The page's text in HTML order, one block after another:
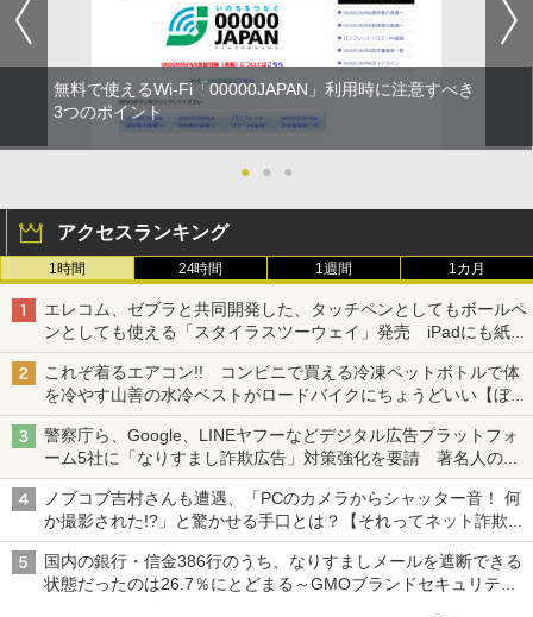
無料で使えるWi-Fi「00000JAPAN」利用時に注意すべき
3つのポイント
● ● ●
アクセスランキング
1時間 24時間 1週間 1カ月
エレコム、ゼブラと共同開発した、タッチペンとしてもボールペ
ンとしても使える「スタイラスツーウェイ」発売 iPadにも紙に
も、持ち替えずに書き込める
これぞ着るエアコン!! コンビニで買える冷凍ペットボトルで体
を冷やす山善の水冷ベストがロードバイクにちょうどいい【ぼっ
ち・ざ・ろーど！その14】【空いた時間でなにしてる？】
警察庁ら、Google、LINEヤフーなどデジタル広告プラットフォ
ーム5社に「なりすまし詐欺広告」対策強化を要請 著名人の写
真や映像を使った投資詐欺などへの対策として
ノブコブ吉村さんも遭遇、「PCのカメラからシャッター音！ 何
か撮影された!?」と驚かせる手口とは？【それってネット詐欺で
すよ！】
国内の銀行・信金386行のうち、なりすましメールを遮断できる
状態だったのは26.7％にとどまる～GMOブランドセキュリティ